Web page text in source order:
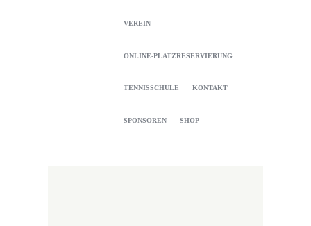
VEREIN
ONLINE-PLATZRESERVIERUNG
TENNISSCHULE KONTAKT
SPONSOREN SHOP